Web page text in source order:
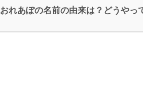
おれあぽの名前の由来は？どうやっ